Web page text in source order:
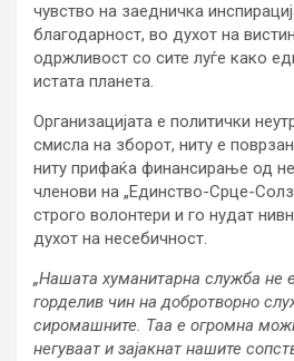
чувство на заедничка
благодарност, во духот на
одржливост со сите луѓе како
истата планета.
Организацијата е политички
смисла на зборот, ниту е
ниту прифаќа финансирање од
членови на „Единство-Срце-
строго волонтери и го нудат
духот на несебичност.
„Нашата хуманитарна служба не
горделив чин на добротворно
сиромашните. Таа е огромна
негуваат и зајакнат нашите